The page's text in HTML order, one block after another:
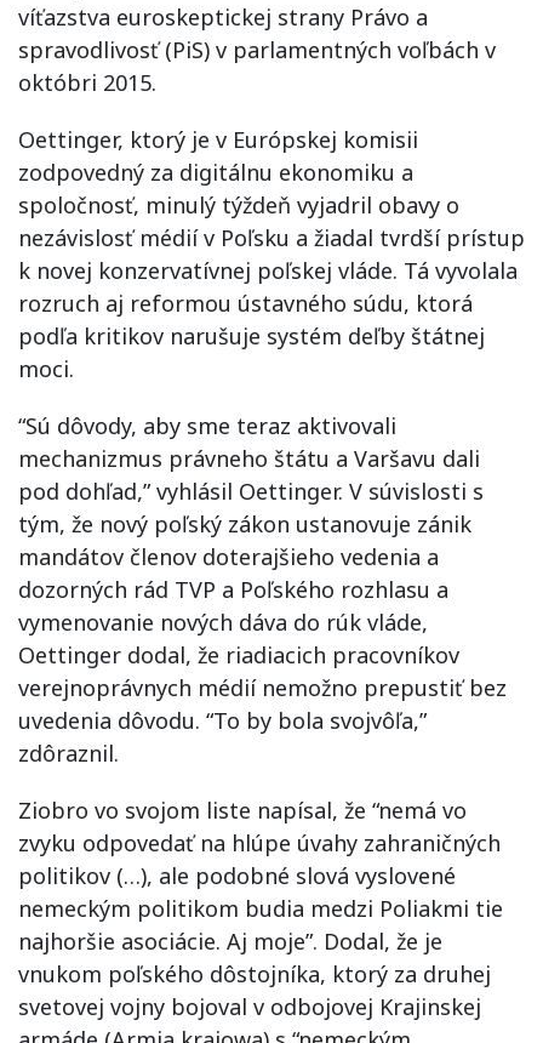
víťazstva euroskeptickej strany Právo a
spravodlivosť (PiS) v parlamentných voľbách v
októbri 2015.
Oettinger, ktorý je v Európskej komisii
zodpovedný za digitálnu ekonomiku a
spoločnosť, minulý týždeň vyjadril obavy o
nezávislosť médií v Poľsku a žiadal tvrdší prístup
k novej konzervatívnej poľskej vláde. Tá vyvolala
rozruch aj reformou ústavného súdu, ktorá
podľa kritikov narušuje systém deľby štátnej
moci.
“Sú dôvody, aby sme teraz aktivovali
mechanizmus právneho štátu a Varšavu dali
pod dohľad,” vyhlásil Oettinger. V súvislosti s
tým, že nový poľský zákon ustanovuje zánik
mandátov členov doterajšieho vedenia a
dozorných rád TVP a Poľského rozhlasu a
vymenovanie nových dáva do rúk vláde,
Oettinger dodal, že riadiacich pracovníkov
verejnoprávnych médií nemožno prepustiť bez
uvedenia dôvodu. “To by bola svojvôľa,”
zdôraznil.
Ziobro vo svojom liste napísal, že “nemá vo
zvyku odpovedať na hlúpe úvahy zahraničných
politikov (…), ale podobné slová vyslovené
nemeckým politikom budia medzi Poliakmi tie
najhoršie asociácie. Aj moje”. Dodal, že je
vnukom poľského dôstojníka, ktorý za druhej
svetovej vojny bojoval v odbojovej Krajinskej